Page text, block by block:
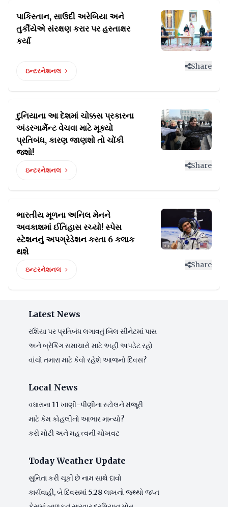
પાકિસ્તાન, સાઉદી અરેબિયા અને
તુર્કીયેએ સંરક્ષણ કરાર પર હસ્તાક્ષર
કર્યા
ઇન્ટરનેશનલ
Share
દુનિયાના આ દેશમાં ચોક્કસ પ્રકારના
અંડરગાર્મેન્ટ વેચવા માટે મૂક્યો
પ્રતિબંધ, કારણ જાણશો તો ચોંકી
જશો!
ઇન્ટરનેશનલ
Share
ભારતીય મૂળના અનિલ મેનને
અવકાશમાં ઈતિહાસ રચ્યો! સ્પેસ
સ્ટેશનનું અપગ્રેડેશન કરતા 6 કલાક
થશે
ઇન્ટરનેશનલ
Share
Latest News
રશિયા પર પ્રતિબંધ લગાવતું બિલ સીનેટમાં પાસ
અને બ્રેકિંગ સમાચારો માટે અહીં અપડેટ રહો
વાંચો તમારા માટે કેવો રહેશે આજનો દિવસ?
Local News
વધારાના 11 ખાણી-પીણીના સ્ટોલને મંજૂરી
માટે કેમ કોહલીનો આભાર માન્યો?
કરી મોટી અને મહત્ત્વની ચોખવટ
Today Weather Update
સુનિતા કરી ચૂકી છે નામ સાથે દાવો
કાર્યવાહી, બે દિવસમાં 5.28 લાખનો જથ્થો જપ્ત